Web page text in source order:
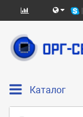
Каталог